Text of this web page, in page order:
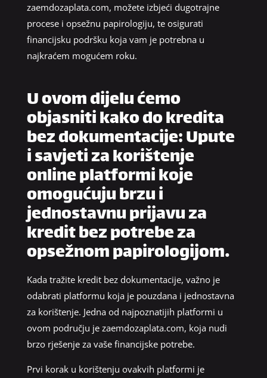
zaemdozaplata.com, možete izbjeći dugotrajne
procese i opsežnu papirologiju, te osigurati
financijsku podršku koja vam je potrebna u
najkraćem mogućem roku.
U ovom dijelu ćemo
objasniti kako do kredita
bez dokumentacije: Upute
i savjeti za korištenje
online platformi koje
omogućuju brzu i
jednostavnu prijavu za
kredit bez potrebe za
opsežnom papirologijom.
Kada tražite kredit bez dokumentacije, važno je
odabrati platformu koja je pouzdana i jednostavna
za korištenje. Jedna od najpoznatijih platformi u
ovom području je zaemdozaplata.com, koja nudi
brzo rješenje za vaše financijske potrebe.
Prvi korak u korištenju ovakvih platformi je